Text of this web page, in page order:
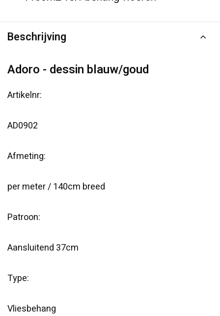
Beschrijving
Adoro - dessin blauw/goud
Artikelnr:
AD0902
Afmeting:
per meter / 140cm breed
Patroon:
Aansluitend 37cm
Type:
Vliesbehang